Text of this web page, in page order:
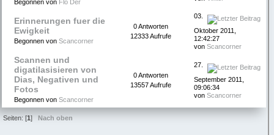
Begonnen von Flo Der
Erinnerungen fuer die
Ewigkeit
Begonnen von Scancorner
0 Antworten
12333 Aufrufe
03.
Oktober 2011,
12:42:27
von Scancorner
Scannen und
digatilasisieren von
Dias, Negativen und
Fotos
Begonnen von Scancorner
0 Antworten
13557 Aufrufe
27.
September 2011,
09:06:34
von Scancorner
Seiten: [1] Nach oben